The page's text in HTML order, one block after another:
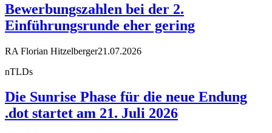
Bewerbungszahlen bei der 2.
Einführungsrunde eher gering
RA Florian Hitzelberger21.07.2026
nTLDs
Die Sunrise Phase für die neue Endung
.dot startet am 21. Juli 2026